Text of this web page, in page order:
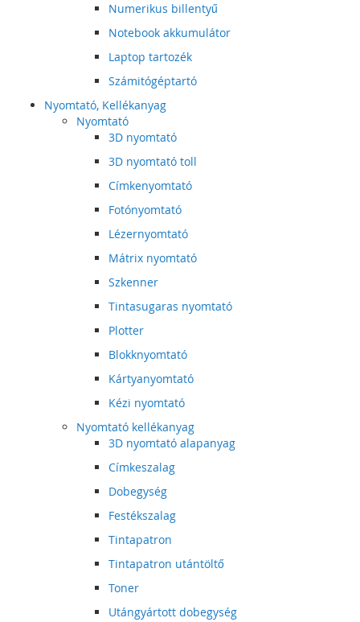
Numerikus billentyű
Notebook akkumulátor
Laptop tartozék
Számitógéptartó
Nyomtató, Kellékanyag
Nyomtató
3D nyomtató
3D nyomtató toll
Címkenyomtató
Fotónyomtató
Lézernyomtató
Mátrix nyomtató
Szkenner
Tintasugaras nyomtató
Plotter
Blokknyomtató
Kártyanyomtató
Kézi nyomtató
Nyomtató kellékanyag
3D nyomtató alapanyag
Címkeszalag
Dobegység
Festékszalag
Tintapatron
Tintapatron utántöltő
Toner
Utángyártott dobegység